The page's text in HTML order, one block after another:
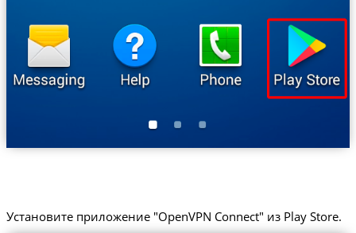
Установите приложение "OpenVPN Connect" из Play Store.